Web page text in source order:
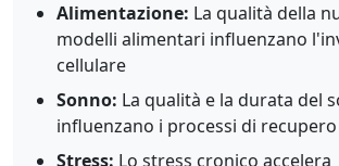
Alimentazione: La qualità della
modelli alimentari influenzano
cellulare
Sonno: La qualità e la durata del
influenzano i processi di
Stress: Lo stress cronico accelera